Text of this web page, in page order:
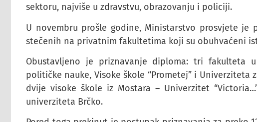
sektoru, najviše u zdravstvu, obrazovanju i policiji.
U novembru prošle godine, Ministarstvo prosvjete je
stečenih na privatnim fakultetima koji su obuhvaćeni
Obustavljeno je priznavanje diploma: tri fakulteta
političke nauke, Visoke škole “Prometej” i
dvije visoke škole iz Mostara – Univerzitet
univerziteta Brčko.